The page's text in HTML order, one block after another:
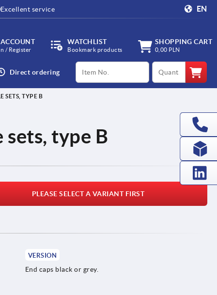
Excellent service EN
/ Register
WATCHLIST
Bookmark products
SHOPPING CART
0,00 PLN
Direct ordering
productCode qty
SETS, TYPE B
sets, type B
PLEASE SELECT A VARIANT FIRST
VERSION
End caps black or grey.